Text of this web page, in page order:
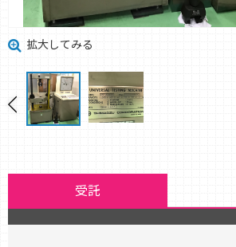
拡大してみる
受託